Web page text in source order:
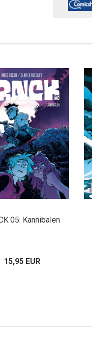
05: Kannibalen
15,95 EUR